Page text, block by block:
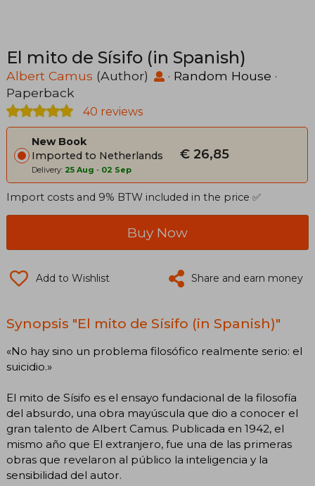
El mito de Sísifo (in Spanish)
Albert Camus (Author) · Random House ·
Paperback
40 reviews
New Book
Imported to Netherlands
Delivery: 25 Aug - 02 Sep
€ 26,85
Import costs and 9% BTW included in the price ✅
Buy Now
Add to Wishlist Share and earn money
Synopsis "El mito de Sísifo (in Spanish)"
«No hay sino un problema filosófico realmente serio: el
suicidio.»
El mito de Sísifo es el ensayo fundacional de la filosofía
del absurdo, una obra mayúscula que dio a conocer el
gran talento de Albert Camus. Publicada en 1942, el
mismo año que El extranjero, fue una de las primeras
obras que revelaron al público la inteligencia y la
sensibilidad del autor.